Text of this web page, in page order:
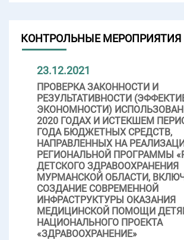
КОНТРОЛЬНЫЕ МЕРОПРИЯТИЯ
23.12.2021
ПРОВЕРКА ЗАКОННОСТИ И
РЕЗУЛЬТАТИВНОСТИ
ЭКОНОМНОСТИ)
2020 ГОДАХ И ИСТЕКШЕМ
ГОДА БЮДЖЕТНЫХ СРЕДСТВ,
НАПРАВЛЕННЫХ НА
РЕГИОНАЛЬНОЙ ПРОГРАММЫ
ДЕТСКОГО ЗДРАВООХРАНЕНИЯ
МУРМАНСКОЙ ОБЛАСТИ,
СОЗДАНИЕ СОВРЕМЕННОЙ
ИНФРАСТРУКТУРЫ ОКАЗАНИЯ
МЕДИЦИНСКОЙ ПОМОЩИ
НАЦИОНАЛЬНОГО ПРОЕКТА
«ЗДРАВООХРАНЕНИЕ»